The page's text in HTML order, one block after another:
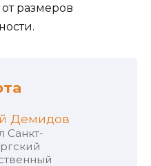
размеров
Демидов
Санкт-